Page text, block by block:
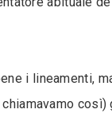
i lineamenti,